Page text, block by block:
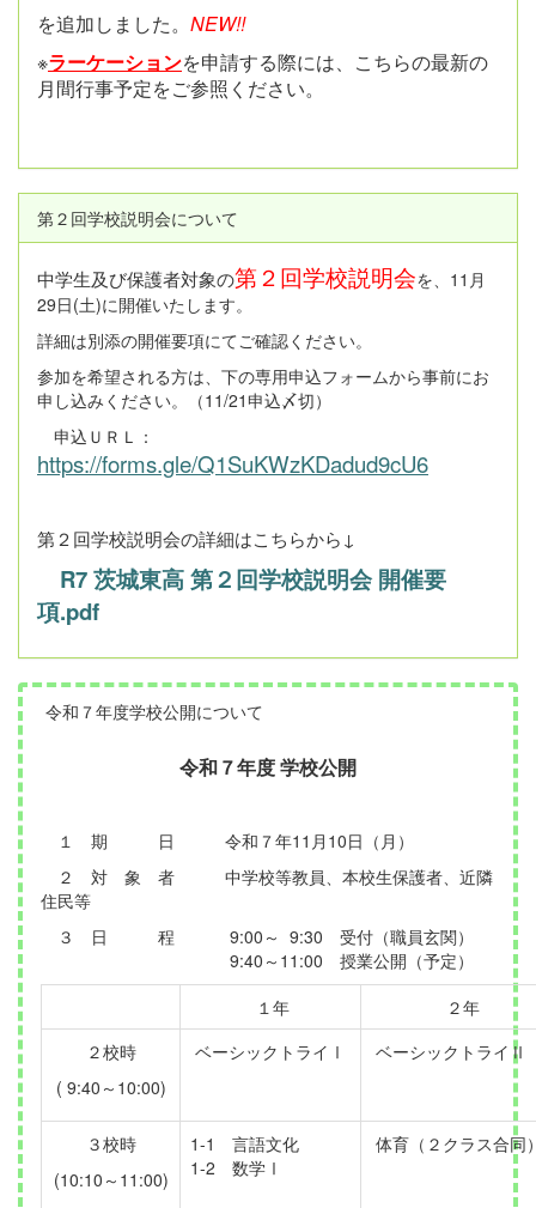
を追加しました。 NEW!!
※ラーケーションを申請する際には、こちらの最新の
月間行事予定をご参照ください。
第２回学校説明会について
中学生及び保護者対象の第２回学校説明会を、11月
29日(土)に開催いたします。
詳細は別添の開催要項にてご確認ください。
参加を希望される方は、下の専用申込フォームから事前にお
申し込みください。（11/21申込〆切）
申込ＵＲＬ：
https://forms.gle/Q1SuKWzKDadud9cU6
第２回学校説明会の詳細はこちらから↓
R7 茨城東高 第２回学校説明会 開催要
項.pdf
令和７年度学校公開について
令和７年度 学校公開
１ 期 日 令和７年11月10日（月）
２ 対 象 者 中学校等教員、本校生保護者、近隣
住民等
３ 日 程 9:00～ 9:30 受付（職員玄関）
9:40～11:00 授業公開（予定）
１年
２年
２校時
( 9:40～10:00)
ベーシックトライⅠ ベーシックトライⅡ
３校時
(10:10～11:00)
1-1 言語文化
1-2 数学Ⅰ
体育（２クラス合同